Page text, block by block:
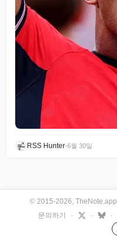
RSS Hunter•6월 30일
© 2015-2026, TheNote.app
문의하기
· · ·